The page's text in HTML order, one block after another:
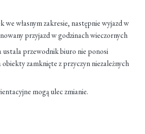
we własnym zakresie, następnie wyjazd w
przyjazd w godzinach wieczornych
ustala przewodnik biuro nie ponosi
zamknięte z przyczyn niezależnych
mogą ulec zmianie.